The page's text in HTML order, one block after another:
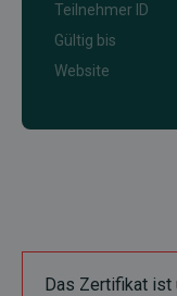
Teilnehmer ID
Gültig bis
Website
Das Zertifikat ist